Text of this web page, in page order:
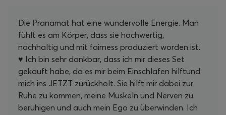
Die Pranamat hat eine wundervolle Energie. Man
fühlt es am Körper, dass sie hochwertig,
nachhaltig und mit fairness produziert worden ist.
♥️ Ich bin sehr dankbar, dass ich mir dieses Set
gekauft habe, da es mir beim Einschlafen hilftund
mich ins JETZT zurückholt. Sie hilft mir dabei zur
Ruhe zu kommen, meine Muskeln und Nerven zu
beruhigen und auch mein Ego zu überwinden. Ich